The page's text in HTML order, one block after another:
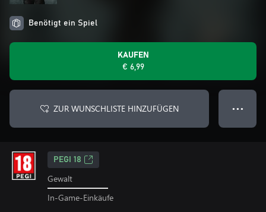
Benötigt ein Spiel
KAUFEN
€ 6,99
ZUR WUNSCHLISTE HINZUFÜGEN ● ● ●
PEGI 18
Gewalt
In-Game-Einkäufe